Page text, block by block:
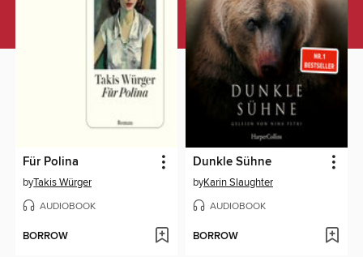
Für Polina
byTakis Würger
AUDIOBOOK
BORROW
Dunkle Sühne
byKarin Slaughter
AUDIOBOOK
BORROW